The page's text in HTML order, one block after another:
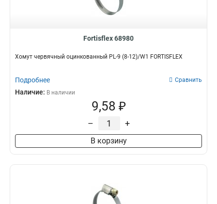
Fortisflex 68980
Хомут червячный оцинкованный PL-9 (8-12)/W1 FORTISFLEX
Подробнее Сравнить
Наличие: В наличии
9,58 ₽
– +
В корзину